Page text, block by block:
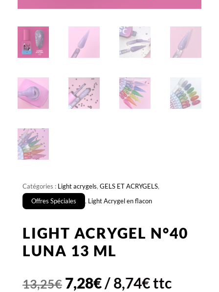
Catégories : Light acrygels, GELS ET ACRYGELS,
Offres Spéciales
, Light Acrygel en flacon
LIGHT ACRYGEL N°40
LUNA 13 ML
13,25€ Le
7,28€Le
/8,74€ttc